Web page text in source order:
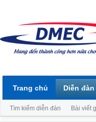
Trang chủ Diễn đàn
Tìm kiếm diễn đàn Bài viết